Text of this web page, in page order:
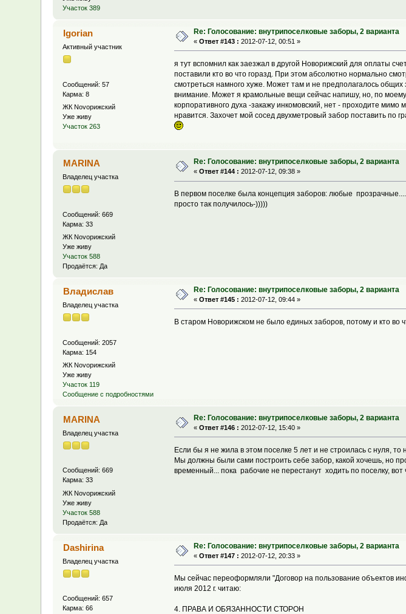
Участок 389
Igorian
Активный участник
Сообщений: 57
Карма: 8
ЖК Novoрижский
Уже живу
Участок 263
Re: Голосование: внутрипоселковые заборы, 2 варианта
«Ответ #143 : 2012-07-12, 00:51 »
я тут вспомнил как заезжал в другой Новорижский для оплаты
поставили кто во что горазд. При этом абсолютно нормально
смотреться намного хуже. Может там и не предполагалось
внимание. Может я крамольные вещи сейчас напишу, но, по
корпоративного духа -закажу инкомовский, нет - проходите мимо
нравится. Захочет мой сосед двухметровый забор поставить по
MARINA
Владелец участка
Сообщений: 669
Карма: 33
ЖК Novoрижский
Уже живу
Участок 588
Продаётся: Да
Re: Голосование: внутрипоселковые заборы, 2 варианта
«Ответ #144 : 2012-07-12, 09:38 »
В первом поселке была концепция заборов: любые прозрачные....
просто так получилось-)))))
Владислав
Владелец участка
Сообщений: 2057
Карма: 154
ЖК Novoрижский
Уже живу
Участок 119
Сообщение с подробностями
Re: Голосование: внутрипоселковые заборы, 2 варианта
«Ответ #145 : 2012-07-12, 09:44 »
В старом Новорижском не было единых заборов, потому и кто во
MARINA
Владелец участка
Сообщений: 669
Карма: 33
ЖК Novoрижский
Уже живу
Участок 588
Продаётся: Да
Re: Голосование: внутрипоселковые заборы, 2 варианта
«Ответ #146 : 2012-07-12, 15:40 »
Если бы я не жила в этом поселке 5 лет и не строилась с нуля,
Мы должны были сами построить себе забор, какой хочешь, но
временный... пока рабочие не перестанут ходить по поселку, вот
Dashirina
Владелец участка
Сообщений: 657
Карма: 66
Re: Голосование: внутрипоселковые заборы, 2 варианта
«Ответ #147 : 2012-07-12, 20:33 »
Мы сейчас переоформляли "Договор на пользование объектов
июля 2012 г. читаю:
4. ПРАВА И ОБЯЗАННОСТИ СТОРОН